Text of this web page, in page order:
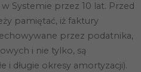
Systemie przez 10 lat. Przed
pamiętać, iż faktury
przez podatnika,
i nie tylko, są
i długie okresy amortyzacji).
Konieczne
Te pliki cookie
nie są
opcjonalne. Są
one potrzebne